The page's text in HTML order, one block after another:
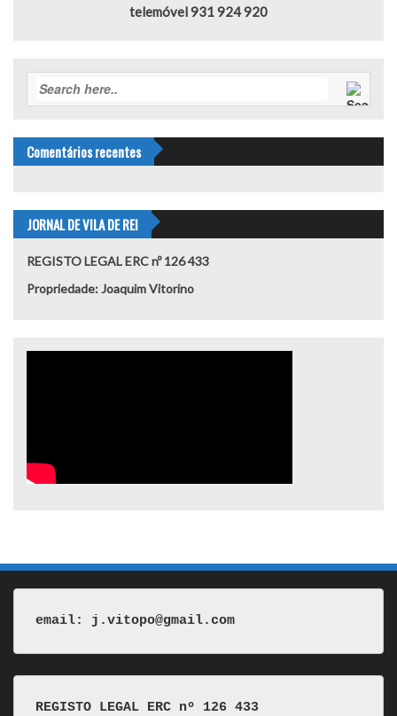
telemóvel 931 924 920
Comentários recentes
JORNAL DE VILA DE REI
REGISTO LEGAL ERC nº 126 433
Propriedade: Joaquim Vitorino
email: j.vitopo@gmail.com
REGISTO LEGAL ERC nº 126 433